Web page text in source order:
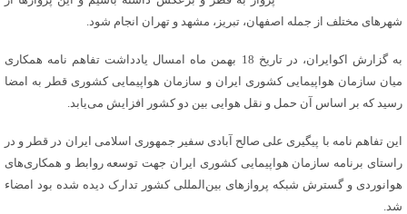
شهرهای مختلف از جمله اصفهان، تبریز، مشهد و تهران انجام شود.
به گزارش اکوایران، در تاریخ 18 بهمن ماه امسال یادداشت تفاهم نامه همکاری
میان سازمان هواپیمایی کشوری ایران و سازمان هواپیمایی کشوری قطر به امضا
رسید که بر اساس آن حمل و نقل هوایی بین دو کشور افزایش می‌یابد.
این تفاهم نامه با پیگیری علی صالح آبادی سفیر جمهوری اسلامی ایران در قطر و در
راستای برنامه سازمان هواپیمایی کشوری‌ ایران جهت توسعه روابط و همکاری‌های
هوانوردی و گسترش شبکه پروازهای بین‌المللی کشور تدارک دیده شده بود امضاء
شد.